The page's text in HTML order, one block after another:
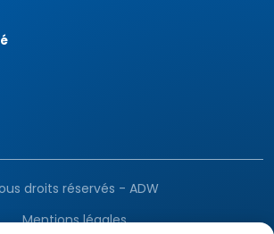
droits réservés - ADW
Mentions légales